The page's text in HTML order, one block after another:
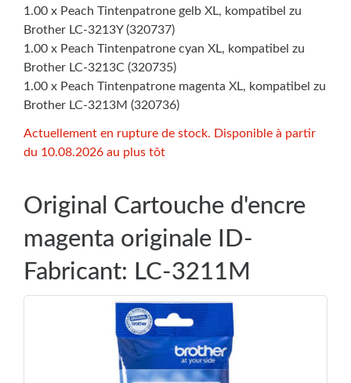
1.00 x Peach Tintenpatrone gelb XL, kompatibel zu
Brother LC-3213Y (320737)
1.00 x Peach Tintenpatrone cyan XL, kompatibel zu
Brother LC-3213C (320735)
1.00 x Peach Tintenpatrone magenta XL, kompatibel zu
Brother LC-3213M (320736)
Actuellement en rupture de stock. Disponible à partir
du 10.08.2026 au plus tôt
Original Cartouche d'encre
magenta originale ID-
Fabricant: LC-3211M